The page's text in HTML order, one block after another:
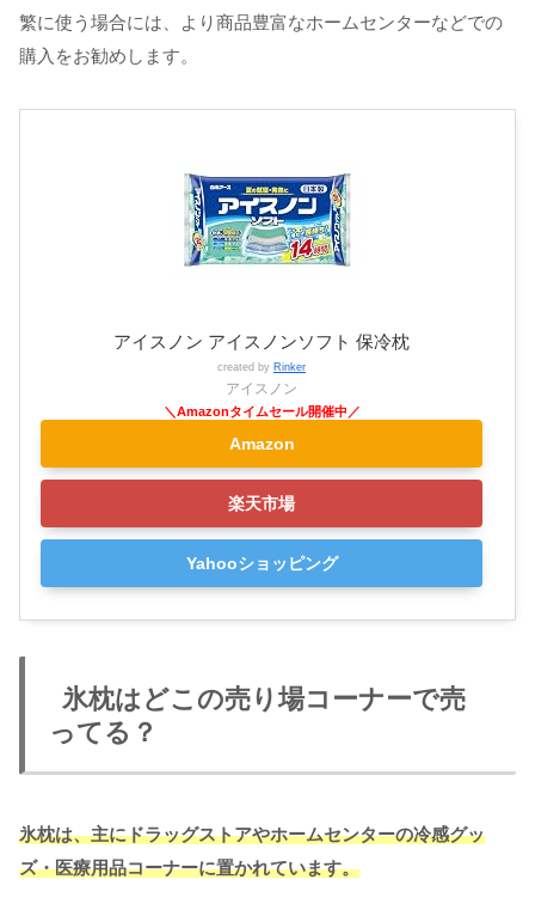
繁に使う場合には、より商品豊富なホームセンターなどでの
購入をお勧めします。
アイスノン アイスノンソフト 保冷枕
created by Rinker
アイスノン
Amazon
楽天市場
Yahooショッピング
氷枕はどこの売り場コーナーで売
ってる？
氷枕は、主にドラッグストアやホームセンターの冷感グッ
ズ・医療用品コーナーに置かれています。